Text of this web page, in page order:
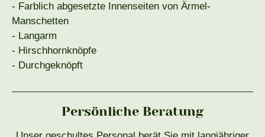
- Farblich abgesetzte Innenseiten von Ärmel-
Manschetten
- Langarm
- Hirschhornknöpfe
- Durchgeknöpft
Persönliche Beratung